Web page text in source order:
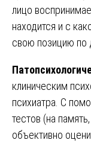
лицо
находится и с
свою позицию по
клиническим
психиатра. С
тестов (на
объективно